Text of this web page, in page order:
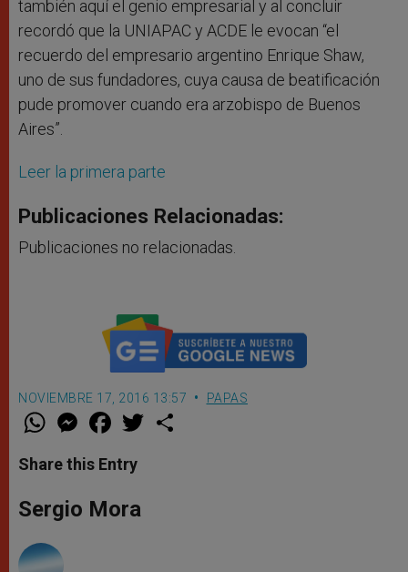
también aquí el genio empresarial y al concluir
recordó que la UNIAPAC y ACDE le evocan “el
recuerdo del empresario argentino Enrique Shaw,
uno de sus fundadores, cuya causa de beatificación
pude promover cuando era arzobispo de Buenos
Aires”.
Leer la primera parte
Publicaciones Relacionadas:
Publicaciones no relacionadas.
NOVIEMBRE 17, 2016 13:57 PAPAS
W
t
s
p
p
M
e
s
e
g
e
F
a
e
b
o
k
w
Share this Entry
Sergio Mora